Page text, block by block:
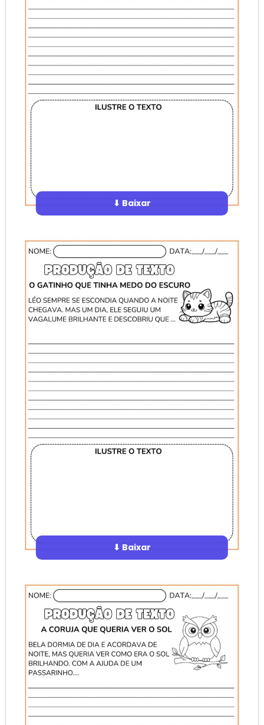
⬇ Baixar
⬇ Baixar